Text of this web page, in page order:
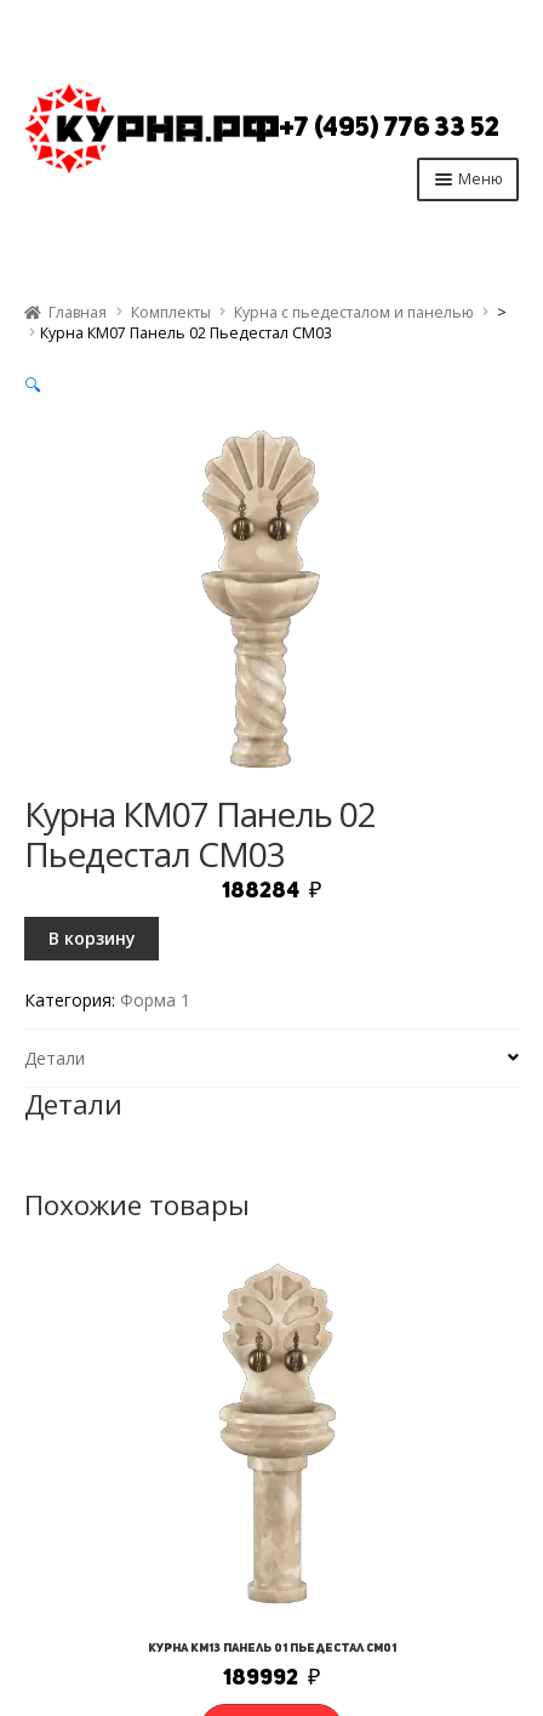
Перейти
к
навигации
Перейти
к
содержимому
+7 (495) 776 33 52
Меню
Производство
Главная Комплекты Курна с пьедесталом и панелью
>
Курна КМ07 Панель 02 Пьедестал СМ03
🔍
Курна КМ07 Панель 02
Пьедестал СМ03
188284 ₽
В корзину
Категория: Форма 1
Детали
Детали
Похожие товары
Курна КМ13 Панель 01 Пьедестал СМ01
189992 ₽